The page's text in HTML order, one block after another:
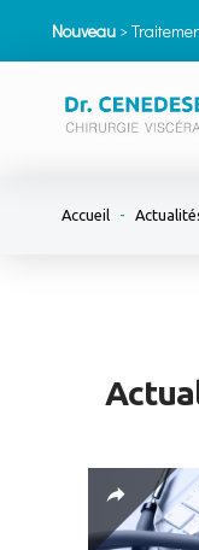
Nouveau >
Accueil -